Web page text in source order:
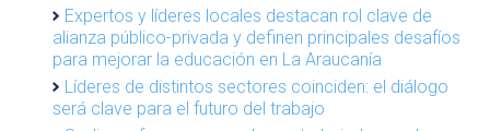
Expertos y líderes locales destacan rol clave de
alianza público-privada y definen principales desafíos
para mejorar la educación en La Araucanía
Líderes de distintos sectores coinciden: el diálogo
será clave para el futuro del trabajo